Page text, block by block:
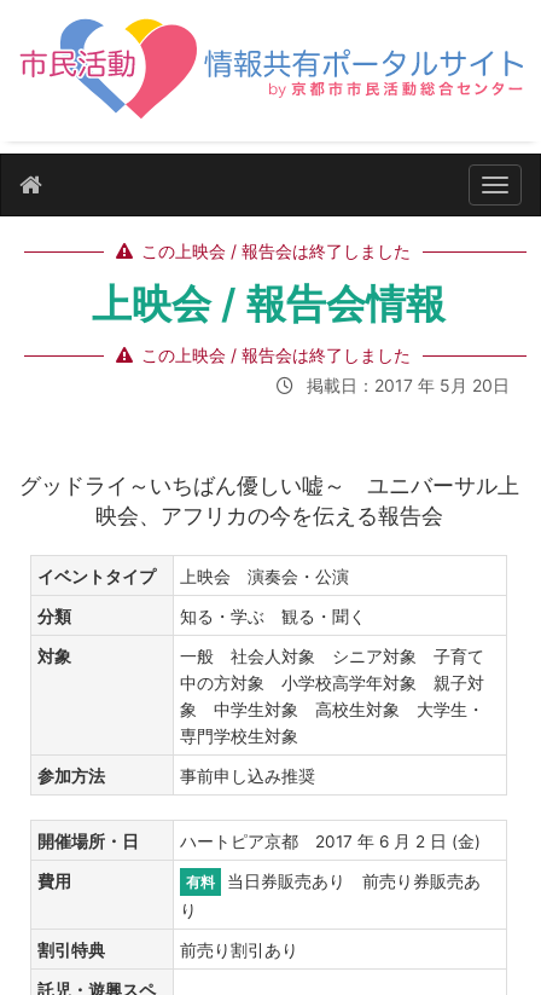
ナビ
この上映会 / 報告会は終了しました
上映会 / 報告会情報
この上映会 / 報告会は終了しました
掲載日：2017 年 5月 20日
グッドライ～いちばん優しい嘘～ ユニバーサル上
映会、アフリカの今を伝える報告会
イベントタイプ 上映会 演奏会・公演
分類 知る・学ぶ 観る・聞く
対象
一般 社会人対象 シニア対象 子育て
中の方対象 小学校高学年対象 親子対
象 中学生対象 高校生対象 大学生・
専門学校生対象
参加方法 事前申し込み推奨
開催場所・日 ハートピア京都 2017 年 6 月 2 日 (金)
費用 有料
当日券販売あり 前売り券販売あ
り
割引特典 前売り割引あり
託児・遊興スペ